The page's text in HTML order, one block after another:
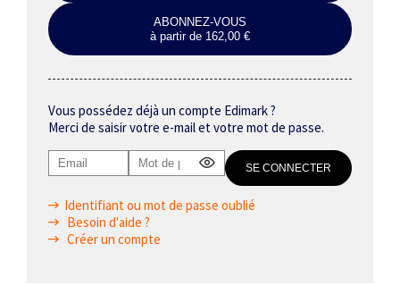
ABONNEZ-VOUS
à partir de 162,00 €
Vous possédez déjà un compte Edimark ?
Merci de saisir votre e-mail et votre mot de passe.
Identifiant ou mot de passe oublié
Besoin d'aide ?
Créer un compte